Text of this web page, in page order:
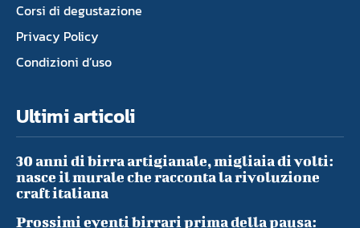
Corsi di degustazione
Privacy Policy
Condizioni d’uso
Ultimi articoli
30 anni di birra artigianale, migliaia di volti:
nasce il murale che racconta la rivoluzione
craft italiana
Prossimi eventi birrari prima della pausa: